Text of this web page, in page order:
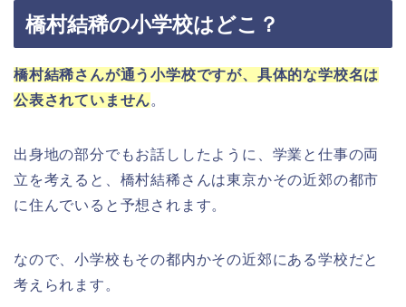
橋村結稀の小学校はどこ？
橋村結稀さんが通う小学校ですが、具体的な学校名は
公表されていません。
出身地の部分でもお話ししたように、学業と仕事の両
立を考えると、橋村結稀さんは東京かその近郊の都市
に住んでいると予想されます。
なので、小学校もその都内かその近郊にある学校だと
考えられます。